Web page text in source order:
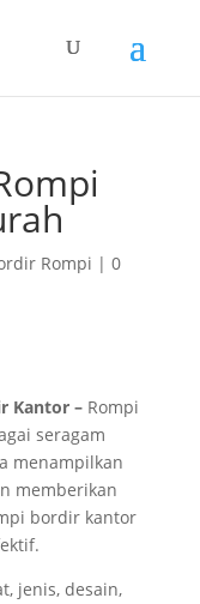
Rompi | 0
Kantor – Rompi
seragam
menampilkan
memberikan
bordir kantor
jenis, desain,